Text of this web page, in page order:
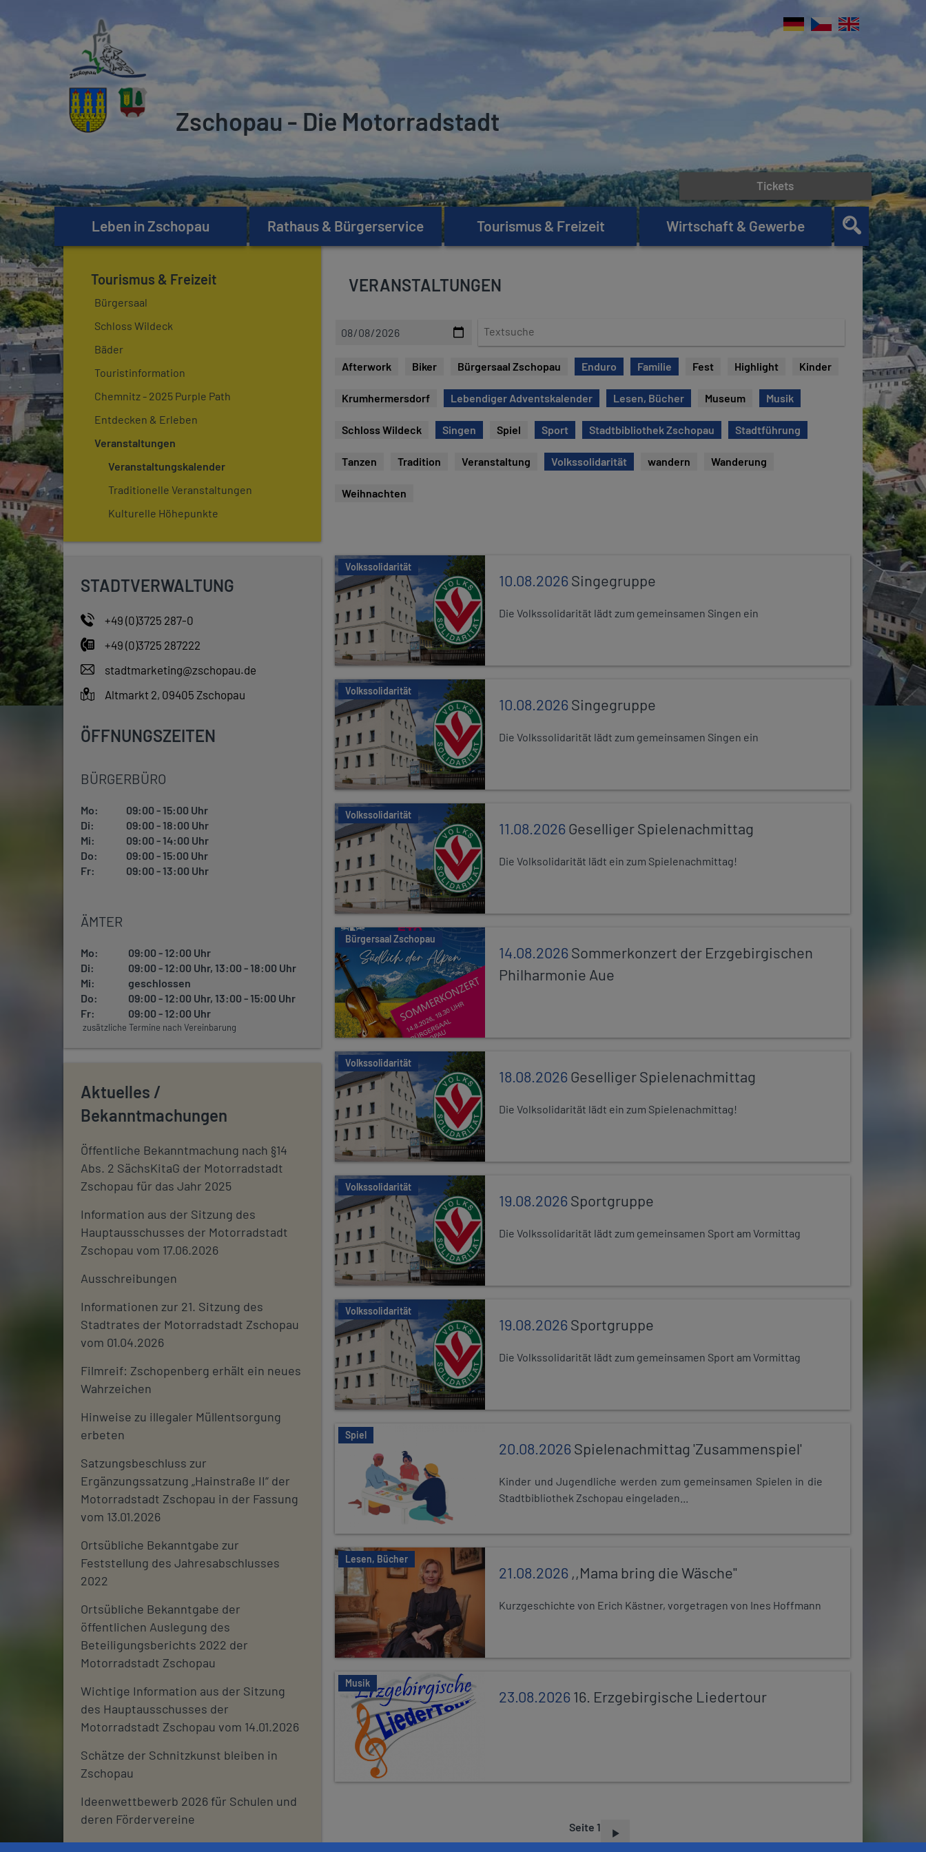
Zschopau - Die Motorradstadt
Leben in Zschopau Rathaus & Bürgerservice Tourismus & Freizeit Wirtschaft & Gewerbe
Tickets
Tourismus & Freizeit
Bürgersaal
Schloss Wildeck
Bäder
Touristinformation
Chemnitz - 2025 Purple Path
Entdecken & Erleben
Veranstaltungen
Veranstaltungskalender
Traditionelle Veranstaltungen
Kulturelle Höhepunkte
STADTVERWALTUNG
+49 (0)3725 287-0
+49 (0)3725 287222
stadtmarketing@zschopau.de
Altmarkt 2, 09405 Zschopau
ÖFFNUNGSZEITEN
BÜRGERBÜRO
Mo:
09:00 - 15:00 Uhr
Di:
09:00 - 18:00 Uhr
Mi:
09:00 - 14:00 Uhr
Do:
09:00 - 15:00 Uhr
Fr:
09:00 - 13:00 Uhr
ÄMTER
Mo:
09:00 - 12:00 Uhr
Di:
09:00 - 12:00 Uhr, 13:00 - 18:00 Uhr
Mi:
geschlossen
Do:
09:00 - 12:00 Uhr, 13:00 - 15:00 Uhr
Fr:
09:00 - 12:00 Uhr
zusätzliche Termine nach Vereinbarung
Aktuelles /
Bekanntmachungen
Öffentliche Bekanntmachung nach §14
Abs. 2 SächsKitaG der Motorradstadt
Zschopau für das Jahr 2025
Information aus der Sitzung des
Hauptausschusses der Motorradstadt
Zschopau vom 17.06.2026
Ausschreibungen
Informationen zur 21. Sitzung des
Stadtrates der Motorradstadt Zschopau
vom 01.04.2026
Filmreif: Zschopenberg erhält ein neues
Wahrzeichen
Hinweise zu illegaler Müllentsorgung
erbeten
Satzungsbeschluss zur
Ergänzungssatzung „Hainstraße II“ der
Motorradstadt Zschopau in der Fassung
vom 13.01.2026
Ortsübliche Bekanntgabe zur
Feststellung des Jahresabschlusses
2022
Ortsübliche Bekanntgabe der
öffentlichen Auslegung des
Beteiligungsberichts 2022 der
Motorradstadt Zschopau
Wichtige Information aus der Sitzung
des Hauptausschusses der
Motorradstadt Zschopau vom 14.01.2026
Schätze der Schnitzkunst bleiben in
Zschopau
Ideenwettbewerb 2026 für Schulen und
deren Fördervereine
Stadtjournal 2026: Wir suchen euch
VERANSTALTUNGEN
t
s
u
Afterwork Biker Bürgersaal Zschopau Enduro Familie Fest Highlight Kinder
Krumhermersdorf Lebendiger Adventskalender Lesen, Bücher Museum Musik
Schloss Wildeck Singen Spiel Sport Stadtbibliothek Zschopau Stadtführung
Tanzen Tradition Veranstaltung Volkssolidarität wandern Wanderung
Weihnachten
Volkssolidarität
10.08.2026Singegruppe
Die Volkssolidarität lädt zum gemeinsamen Singen ein
Volkssolidarität
10.08.2026Singegruppe
Die Volkssolidarität lädt zum gemeinsamen Singen ein
Volkssolidarität
11.08.2026Geselliger Spielenachmittag
Die Volksolidarität lädt ein zum Spielenachmittag!
Bürgersaal Zschopau
14.08.2026Sommerkonzert der Erzgebirgischen
Philharmonie Aue
Volkssolidarität
18.08.2026Geselliger Spielenachmittag
Die Volksolidarität lädt ein zum Spielenachmittag!
Volkssolidarität
19.08.2026Sportgruppe
Die Volkssolidarität lädt zum gemeinsamen Sport am Vormittag
Volkssolidarität
19.08.2026Sportgruppe
Die Volkssolidarität lädt zum gemeinsamen Sport am Vormittag
Spiel
20.08.2026Spielenachmittag 'Zusammenspiel'
Kinder und Jugendliche werden zum gemeinsamen Spielen in die
Stadtbibliothek Zschopau eingeladen...
Lesen, Bücher
21.08.2026 ,,Mama bring die Wäsche"
Kurzgeschichte von Erich Kästner, vorgetragen von Ines Hoffmann
Musik
23.08.202616. Erzgebirgische Liedertour
S
Seite 1